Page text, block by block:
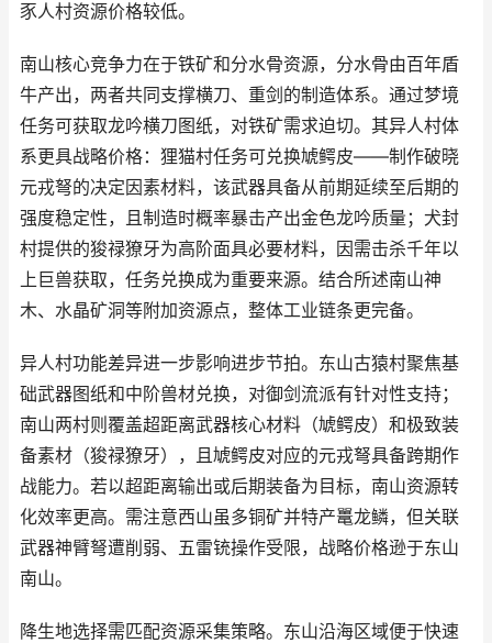
豕人村资源价格较低。
南山核心竞争力在于铁矿和分水骨资源，分水骨由百年盾
牛产出，两者共同支撑横刀、重剑的制造体系。通过梦境
任务可获取龙吟横刀图纸，对铁矿需求迫切。其异人村体
系更具战略价格：狸猫村任务可兑换虓鳄皮——制作破晓
元戎弩的决定因素材料，该武器具备从前期延续至后期的
强度稳定性，且制造时概率暴击产出金色龙吟质量；犬封
村提供的狻禄獠牙为高阶面具必要材料，因需击杀千年以
上巨兽获取，任务兑换成为重要来源。结合所述南山神
木、水晶矿洞等附加资源点，整体工业链条更完备。
异人村功能差异进一步影响进步节拍。东山古猿村聚焦基
础武器图纸和中阶兽材兑换，对御剑流派有针对性支持；
南山两村则覆盖超距离武器核心材料（虓鳄皮）和极致装
备素材（狻禄獠牙），且虓鳄皮对应的元戎弩具备跨期作
战能力。若以超距离输出或后期装备为目标，南山资源转
化效率更高。需注意西山虽多铜矿并特产鼍龙鳞，但关联
武器神臂弩遭削弱、五雷铳操作受限，战略价格逊于东山
南山。
降生地选择需匹配资源采集策略。东山沿海区域便于快速